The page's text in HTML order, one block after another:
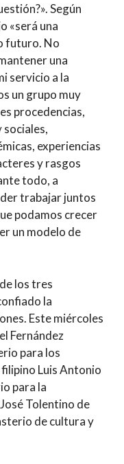
Según
«será una
futuro. No
una
servicio a la
un grupo muy
procedencias,
sociales,
experiencias
y rasgos
todo, a
trabajar juntos
podamos crecer
un modelo de
los tres
la
Este miércoles
Fernández
para los
Luis Antonio
para la
Tolentino de
de cultura y